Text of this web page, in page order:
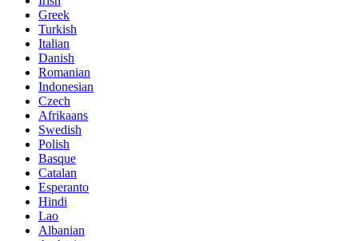
Greek
Turkish
Italian
Danish
Romanian
Indonesian
Czech
Afrikaans
Swedish
Polish
Basque
Catalan
Esperanto
Hindi
Lao
Albanian